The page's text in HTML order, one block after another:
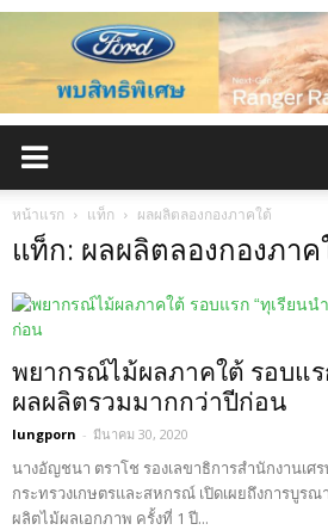
หน้าแรก แท็ก ผลผลิตลองกองภาคใต้
แท็ก: ผลผลิตลองกองภาค
พยากรณ์ไม้ผลภาคใต้ รอบแร
ผลผลิตรวมมากกว่าปีก่อน
lungporn - มีนาคม 30, 2020
นางอัญชนา ตราโช รองเลขาธิการสำนักงานเศ
กระทรวงเกษตรและสหกรณ์ เปิดเผยถึงการบู
ผลิตไม้ผลเอกภาพ ครั้งที่ 1 ปี...